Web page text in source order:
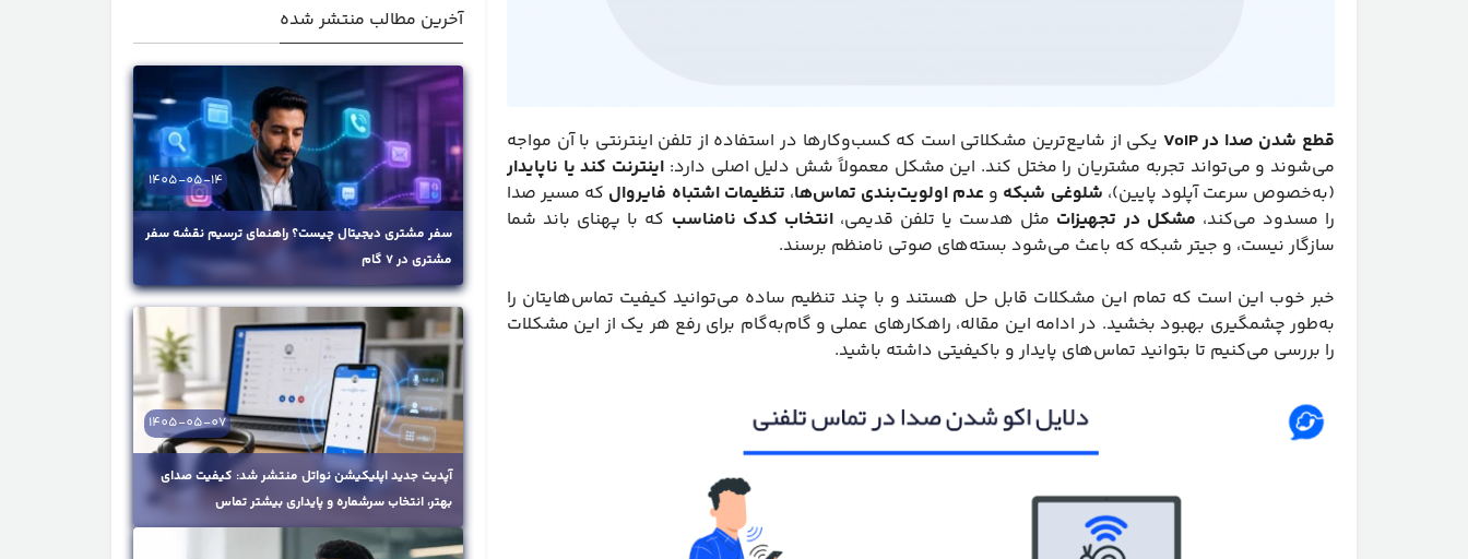
قطع شدن صدا در VoIP
یکی از شایع‌ترین مشکلاتی است که کسب‌وکارها در استفاده از تلفن اینترنتی با آن مواجه
می‌شوند و می‌تواند تجربه مشتریان را مختل کند. این مشکل معمولاً شش دلیل اصلی دارد: اینترنت کند یا ناپایدار
(به‌خصوص سرعت آپلود پایین)، شلوغی شبکه و عدم اولویت‌بندی تماس‌ها، تنظیمات اشتباه فایروال که مسیر صدا
را مسدود می‌کند، مشکل در تجهیزات مثل هدست یا تلفن قدیمی،انتخاب کدک نامناسب که با پهنای باند شما
سازگار نیست، و جیتر شبکه که باعث می‌شود بسته‌های صوتی نامنظم برسند.
خبر خوب این است که تمام این مشکلات قابل حل هستند و با چند تنظیم ساده می‌توانید کیفیت تماس‌هایتان را
به‌طور چشمگیری بهبود بخشید. در ادامه این مقاله، راهکارهای عملی و گام‌به‌گام برای رفع هر یک از این مشکلات
را بررسی می‌کنیم تا بتوانید تماس‌های پایدار و باکیفیتی داشته باشید.
آخرین مطالب منتشر شده
سفر مشتری دیجیتال چیست؟ راهنمای ترسیم نقشه سفر
مشتری در ۷ گام
1405-05-14
آپدیت جدید اپلیکیشن نواتل منتشر شد: کیفیت صدای
بهتر، انتخاب سرشماره و پایداری بیشتر تماس
1405-05-07